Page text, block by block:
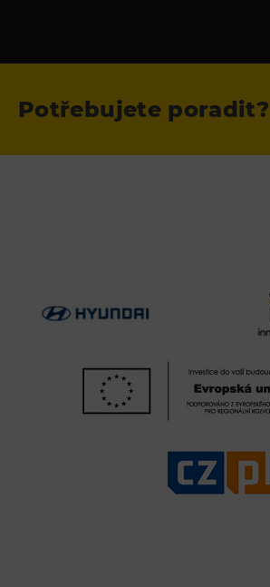
Potřebujete poradit?